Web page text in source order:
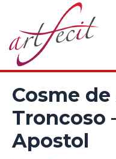
contenido
Cosme
Troncoso
Apostol